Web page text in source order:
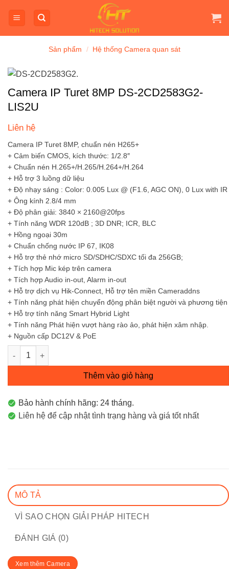
qua
Sản phẩm / Hệ thống Camera quan sát
Camera IP Turet 8MP DS-2CD2583G2-
LIS2U
Liên hệ
Camera IP Turet 8MP, chuẩn nén H265+
+ Cảm biến CMOS, kích thước: 1/2.8″
+ Chuẩn nén H.265+/H.265/H.264+/H.264
+ Hỗ trợ 3 luồng dữ liệu
+ Độ nhạy sáng : Color: 0.005 Lux @ (F1.6, AGC ON), 0 Lux with IR
+ Ông kính 2.8/4 mm
+ Độ phân giải: 3840 × 2160@20fps
+ Tính năng WDR 120dB ; 3D DNR; ICR, BLC
+ Hồng ngoại 30m
+ Chuẩn chống nước IP 67, IK08
+ Hỗ trợ thẻ nhớ micro SD/SDHC/SDXC tối đa 256GB;
+ Tích hợp Mic kép trên camera
+ Tích hợp Audio in-out, Alarm in-out
+ Hỗ trợ dịch vụ Hik-Connect, Hỗ trợ tên miền Cameraddns
+ Tính năng phát hiện chuyển động phân biệt người và phương tiện
+ Hỗ trợ tính năng Smart Hybrid Light
+ Tính năng Phát hiện vượt hàng rào ảo, phát hiện xâm nhập.
+ Nguồn cấp DC12V & PoE
Camera IP Turet 8MP DS-2CD2583G2-LIS2U số lượng
Thêm vào giỏ hàng
Bảo hành chính hãng: 24 tháng.
Liên hệ để cập nhật tình trạng hàng và giá tốt nhất
MÔ TẢ
VÌ SAO CHỌN GIẢI PHÁP HITECH
ĐÁNH GIÁ (0)
Xem thêm Camera